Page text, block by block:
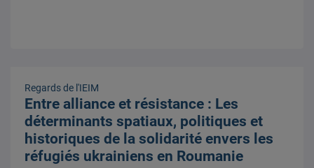
Regards de l'IEIM
Entre alliance et résistance : Les
déterminants spatiaux, politiques et
historiques de la solidarité envers les
réfugiés ukrainiens en Roumanie